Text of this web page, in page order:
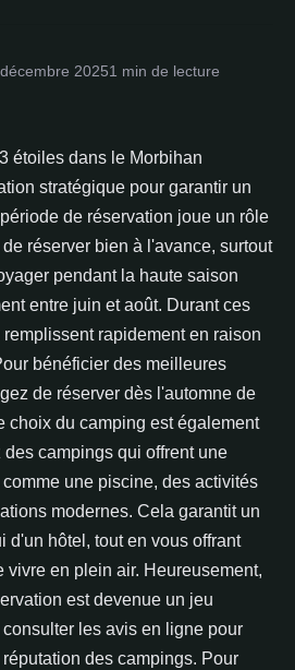
20251 min de lecture
étoiles dans le Morbihan
stratégique pour garantir un
de réservation joue un rôle
réserver bien à l'avance, surtout
pendant la haute saison
entre juin et août. Durant ces
rapidement en raison
bénéficier des meilleures
de réserver dès l'automne de
choix du camping est également
campings qui offrent une
une piscine, des activités
modernes. Cela garantit un
d'un hôtel, tout en vous offrant
vivre en plein air. Heureusement,
est devenue un jeu
les avis en ligne pour
des campings. Pour